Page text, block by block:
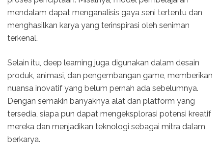
mendalam dapat menganalisis gaya seni tertentu dan
menghasilkan karya yang terinspirasi oleh seniman
terkenal.
Selain itu, deep learning juga digunakan dalam desain
produk, animasi, dan pengembangan game, memberikan
nuansa inovatif yang belum pernah ada sebelumnya.
Dengan semakin banyaknya alat dan platform yang
tersedia, siapa pun dapat mengeksplorasi potensi kreatif
mereka dan menjadikan teknologi sebagai mitra dalam
berkarya.